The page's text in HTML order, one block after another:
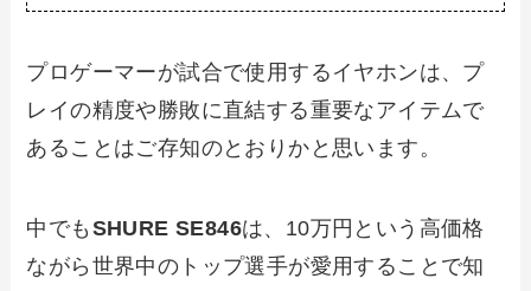
プロゲーマーが試合で使用するイヤホンは、プ
レイの精度や勝敗に直結する重要なアイテムで
あることはご存知のとおりかと思います。
中でも SHURE SE846は、10万円という高価格
ながら世界中のトップ選手が愛用することで知